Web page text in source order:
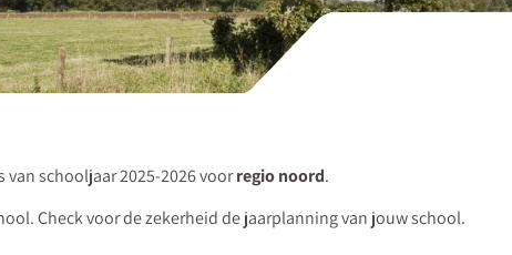
schooljaar 2025-2026 voorregio noord.
Check voor de zekerheid de jaarplanning van jouw school.